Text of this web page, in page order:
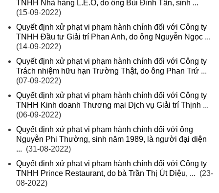
TNHH Nhà hàng L.E.O, do ông Bùi Đình Tấn, sinh ...
(15-09-2022)
Quyết định xử phạt vi phạm hành chính đối với Công ty
TNHH Đầu tư Giải trí Phan Anh, do ông Nguyễn Ngọc ...
(14-09-2022)
Quyết định xử phạt vi phạm hành chính đối với Công ty
Trách nhiệm hữu hạn Trường Thật, do ông Phan Trứ ...
(07-09-2022)
Quyết định xử phạt vi phạm hành chính đối với Công ty
TNHH Kinh doanh Thương mại Dịch vụ Giải trí Thịnh ...
(06-09-2022)
Quyết định xử phạt vi phạm hành chính đối với ông
Nguyễn Phi Thường, sinh năm 1989, là người đại diện
... (31-08-2022)
Quyết định xử phạt vi phạm hành chính đối với Công ty
TNHH Prince Restaurant, do bà Trần Thị Út Diệu, ... (23-
08-2022)